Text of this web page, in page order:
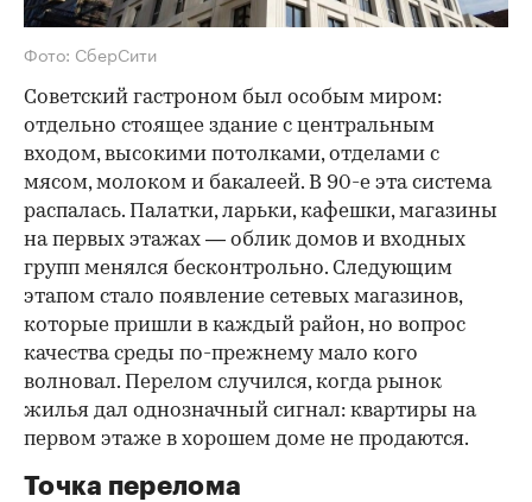
Фото: СберСити
Советский гастроном был особым миром:
отдельно стоящее здание с центральным
входом, высокими потолками, отделами с
мясом, молоком и бакалеей. В 90-е эта система
распалась. Палатки, ларьки, кафешки, магазины
на первых этажах — облик домов и входных
групп менялся бесконтрольно. Следующим
этапом стало появление сетевых магазинов,
которые пришли в каждый район, но вопрос
качества среды по-прежнему мало кого
волновал. Перелом случился, когда рынок
жилья дал однозначный сигнал: квартиры на
первом этаже в хорошем доме не продаются.
Точка перелома